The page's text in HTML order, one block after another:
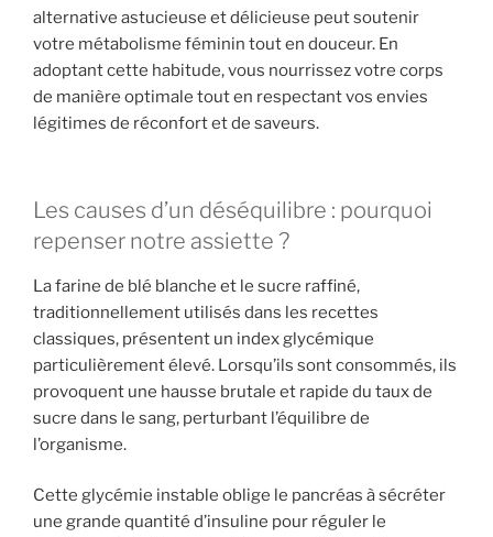
alternative astucieuse et délicieuse peut soutenir
votre métabolisme féminin tout en douceur. En
adoptant cette habitude, vous nourrissez votre corps
de manière optimale tout en respectant vos envies
légitimes de réconfort et de saveurs.
Les causes d’un déséquilibre : pourquoi
repenser notre assiette ?
La farine de blé blanche et le sucre raffiné,
traditionnellement utilisés dans les recettes
classiques, présentent un index glycémique
particulièrement élevé. Lorsqu’ils sont consommés, ils
provoquent une hausse brutale et rapide du taux de
sucre dans le sang, perturbant l’équilibre de
l’organisme.
Cette glycémie instable oblige le pancréas à sécréter
une grande quantité d’insuline pour réguler le